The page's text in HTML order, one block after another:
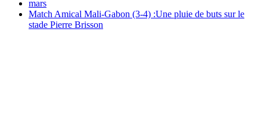
mars
Match Amical Mali-Gabon (3-4) :Une pluie de buts sur le
stade Pierre Brisson